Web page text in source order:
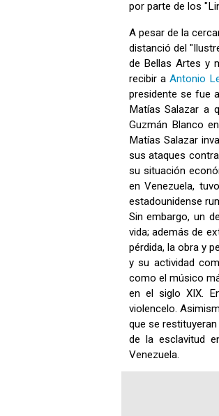
por parte de los
A pesar de la
distanció del
de Bellas Artes y
recibir a Antonio
presidente se fue
Matías Salazar a
Guzmán Blanco
Matías Salazar
sus ataques
su situación
en Venezuela,
estadounidense
Sin embargo, un
vida; además de
pérdida, la obra y
y su actividad
como el músico
en el siglo XIX.
violencelo.
que se
de la esclavitud
Venezuela.